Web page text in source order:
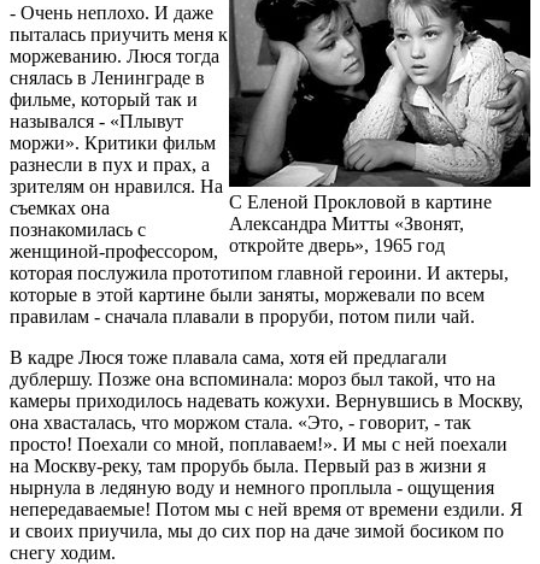
С Еленой Прокловой в картине
Александра Митты «Звонят,
откройте дверь», 1965 год
- Очень неплохо. И даже
пыталась приучить меня к
моржеванию. Люся тогда
снялась в Ленинграде в
фильме, который так и
назывался - «Плывут
моржи». Критики фильм
разнесли в пух и прах, а
зрителям он нравился. На
съемках она
познакомилась с
женщиной-профессором,
которая послужила прототипом главной героини. И актеры,
которые в этой картине были заняты, моржевали по всем
правилам - сначала плавали в проруби, потом пили чай.
В кадре Люся тоже плавала сама, хотя ей предлагали
дублершу. Позже она вспоминала: мороз был такой, что на
камеры приходилось надевать кожухи. Вернувшись в Москву,
она хвасталась, что моржом стала. «Это, - говорит, - так
просто! Поехали со мной, поплаваем!». И мы с ней поехали
на Москву-реку, там прорубь была. Первый раз в жизни я
нырнула в ледяную воду и немного проплыла - ощущения
непередаваемые! Потом мы с ней время от времени ездили. Я
и своих приучила, мы до сих пор на даче зимой босиком по
снегу ходим.